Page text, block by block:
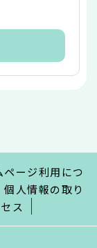
ページ利用につ
個人情報の取り
ス